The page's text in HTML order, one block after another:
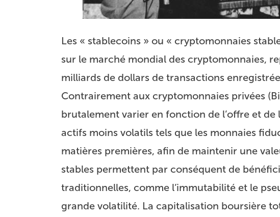
Les « stablecoins » ou « cryptomonnaies
sur le marché mondial des cryptomonnaies,
milliards de dollars de transactions
Contrairement aux cryptomonnaies privées
brutalement varier en fonction de l’offre et de
actifs moins volatils tels que les monnaies
matières premières, afin de maintenir une
stables permettent par conséquent de
traditionnelles, comme l’immutabilité et le
grande volatilité. La capitalisation boursière